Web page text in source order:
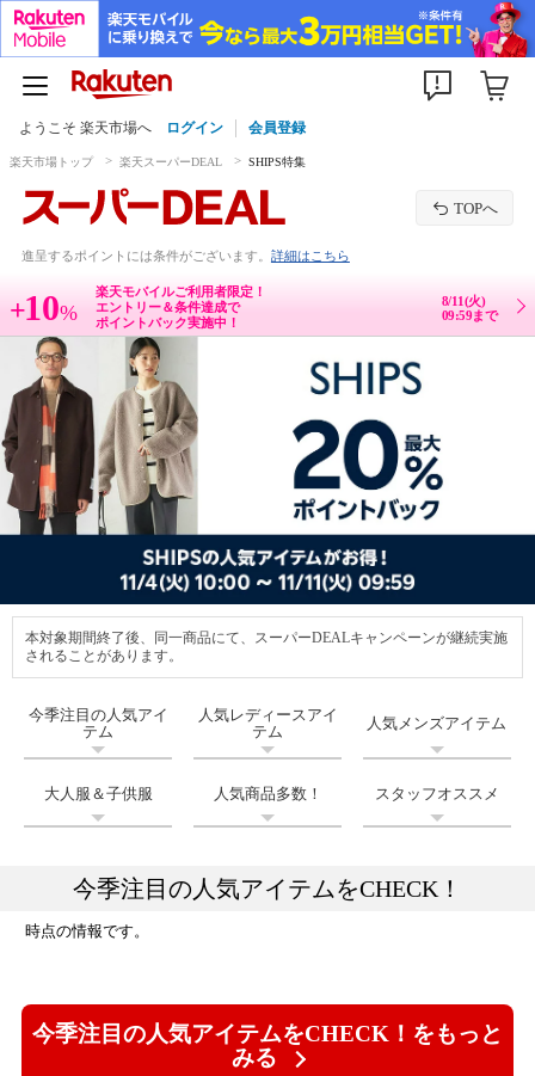
ようこそ 楽天市場へ ログイン 会員登録
楽天市場トップ 楽天スーパーDEAL SHIPS特集
TOPへ
進呈するポイントには条件がございます。 詳細はこちら
+10%
楽天モバイルご利用者限定！
エントリー＆条件達成で
ポイントバック実施中！
8/11(火)
09:59まで
本対象期間終了後、同一商品にて、スーパーDEALキャンペーンが継続実施
されることがあります。
今季注目の人気アイ
テム
人気レディースアイ
テム
人気メンズアイテム
大人服＆子供服 人気商品多数！ スタッフオススメ
今季注目の人気アイテムをCHECK！
時点の情報です。
今季注目の人気アイテムをCHECK！をもっと
みる